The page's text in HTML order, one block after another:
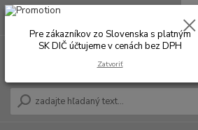
0902 180 499
Pre zákazníkov zo Slovenska s platným
SK DIČ účtujeme v cenách bez DPH
Zatvoriť